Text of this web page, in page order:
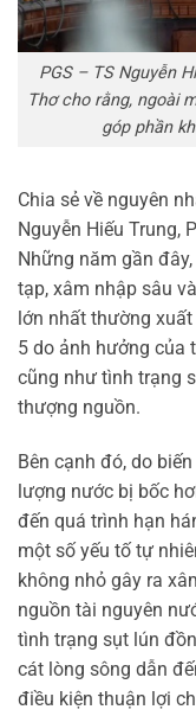
PGS – TS Nguyễn
Thơ cho rằng, ngoài
góp phần
Chia sẻ về nguyên
Nguyễn Hiếu Trung,
Những năm gần
tạp, xâm nhập sâu
lớn nhất thường
5 do ảnh hưởng của
cũng như tình trạng
thượng nguồn.
Bên cạnh đó, do
lượng nước bị bốc
đến quá trình hạn
một số yếu tố tự
không nhỏ gây ra
nguồn tài nguyên
tình trạng sụt lún
cát lòng sông dẫn
điều kiện thuận lợi